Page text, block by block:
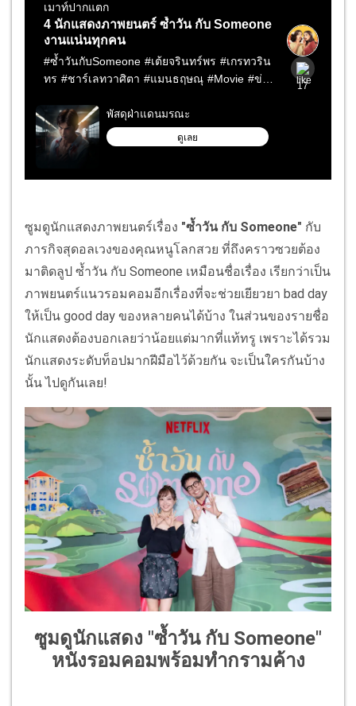
ซูมดูนักแสดงภาพยนตร์เรื่อง "ซ้ำวัน กับ Someone" กับ
ภารกิจสุดอลเวงของคุณหนูโลกสวย ที่ถึงคราวซวยต้อง
มาติดลูป ซ้ำวัน กับ Someone เหมือนชื่อเรื่อง เรียกว่าเป็น
ภาพยนตร์แนวรอมคอมอีกเรื่องที่จะช่วยเยียวยา bad day
ให้เป็น good day ของหลายคนได้บ้าง ในส่วนของรายชื่อ
นักแสดงต้องบอกเลยว่าน้อยแต่มากที่แท้ทรู เพราะได้รวม
นักแสดงระดับท็อปมากฝีมือไว้ด้วยกัน จะเป็นใครกันบ้าง
นั้น ไปดูกันเลย!
ซูมดูนักแสดง "ซ้ำวัน กับ Someone"
หนังรอมคอมพร้อมทำกรามค้าง